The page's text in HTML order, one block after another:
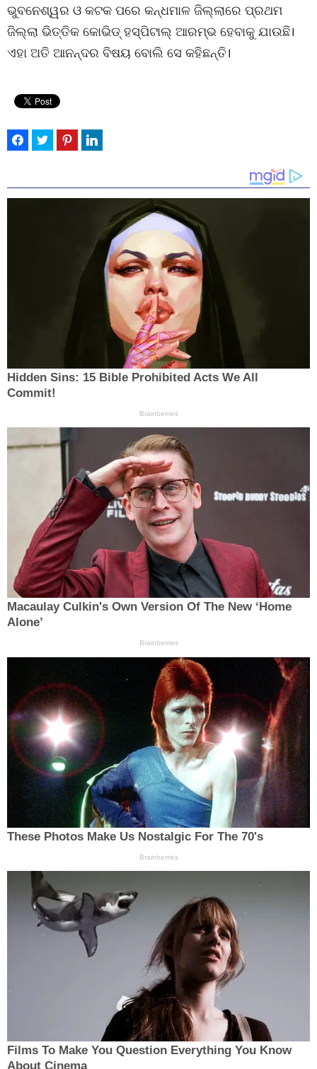
ଭୁବନେଶ୍ୱର ଓ କଟକ ପରେ କନ୍ଧମାଳ ଜିଲ୍ଲାରେ ପ୍ରଥମ
ଜିଲ୍ଲା ଭିତ୍ତିକ କୋଭିଡ୍‌ ହସ୍ପିଟାଲ୍‌ ଆରମ୍ଭ ହେବାକୁ ଯାଉଛି।
ଏହା ଅତି ଆନନ୍ଦର ବିଷୟ ବୋଲି ସେ କହିଛନ୍ତି।